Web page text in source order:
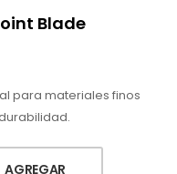
Blade
para materiales finos
AGREGAR